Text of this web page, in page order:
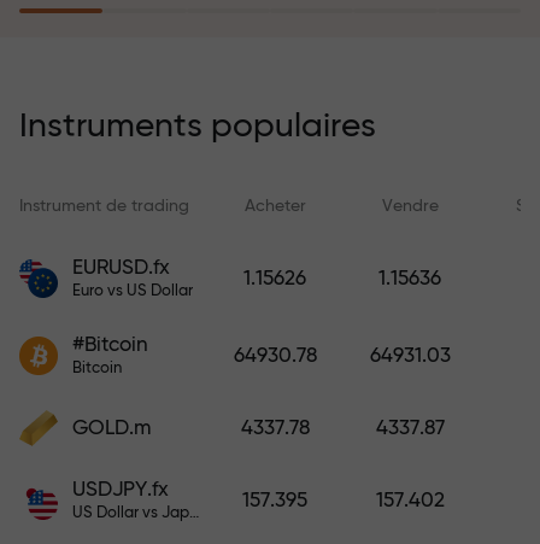
rêves simplement en effectuant un
risques rembourse vos pertes et
garantit un triplement des profits
tranquillité — votre capital est
dépôt. X1000 n’est pas une erreur.
Instruments populaires
Instrument de trading Acheter Vendre
EURUSD.fx
Euro vs US Dollar
1.15626 1.15636
#Bitcoin
Bitcoin
64930.78 64931.03
GOLD.m 4337.78 4337.87
USDJPY.fx
US Dollar vs Japanese Yen
157.395 157.402